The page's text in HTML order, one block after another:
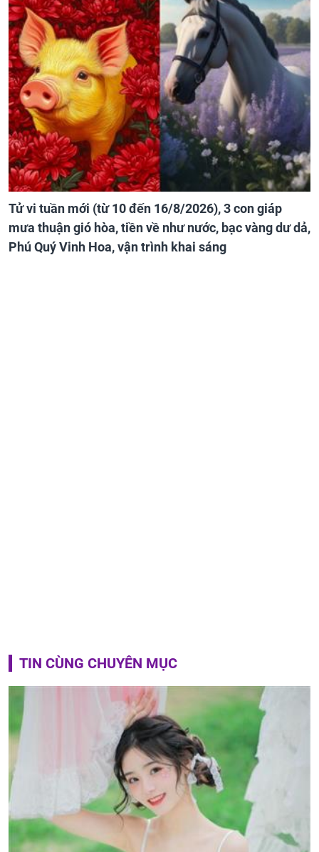
Tử vi tuần mới (từ 10 đến 16/8/2026), 3 con giáp
mưa thuận gió hòa, tiền về như nước, bạc vàng dư dả,
Phú Quý Vinh Hoa, vận trình khai sáng
TIN CÙNG CHUYÊN MỤC